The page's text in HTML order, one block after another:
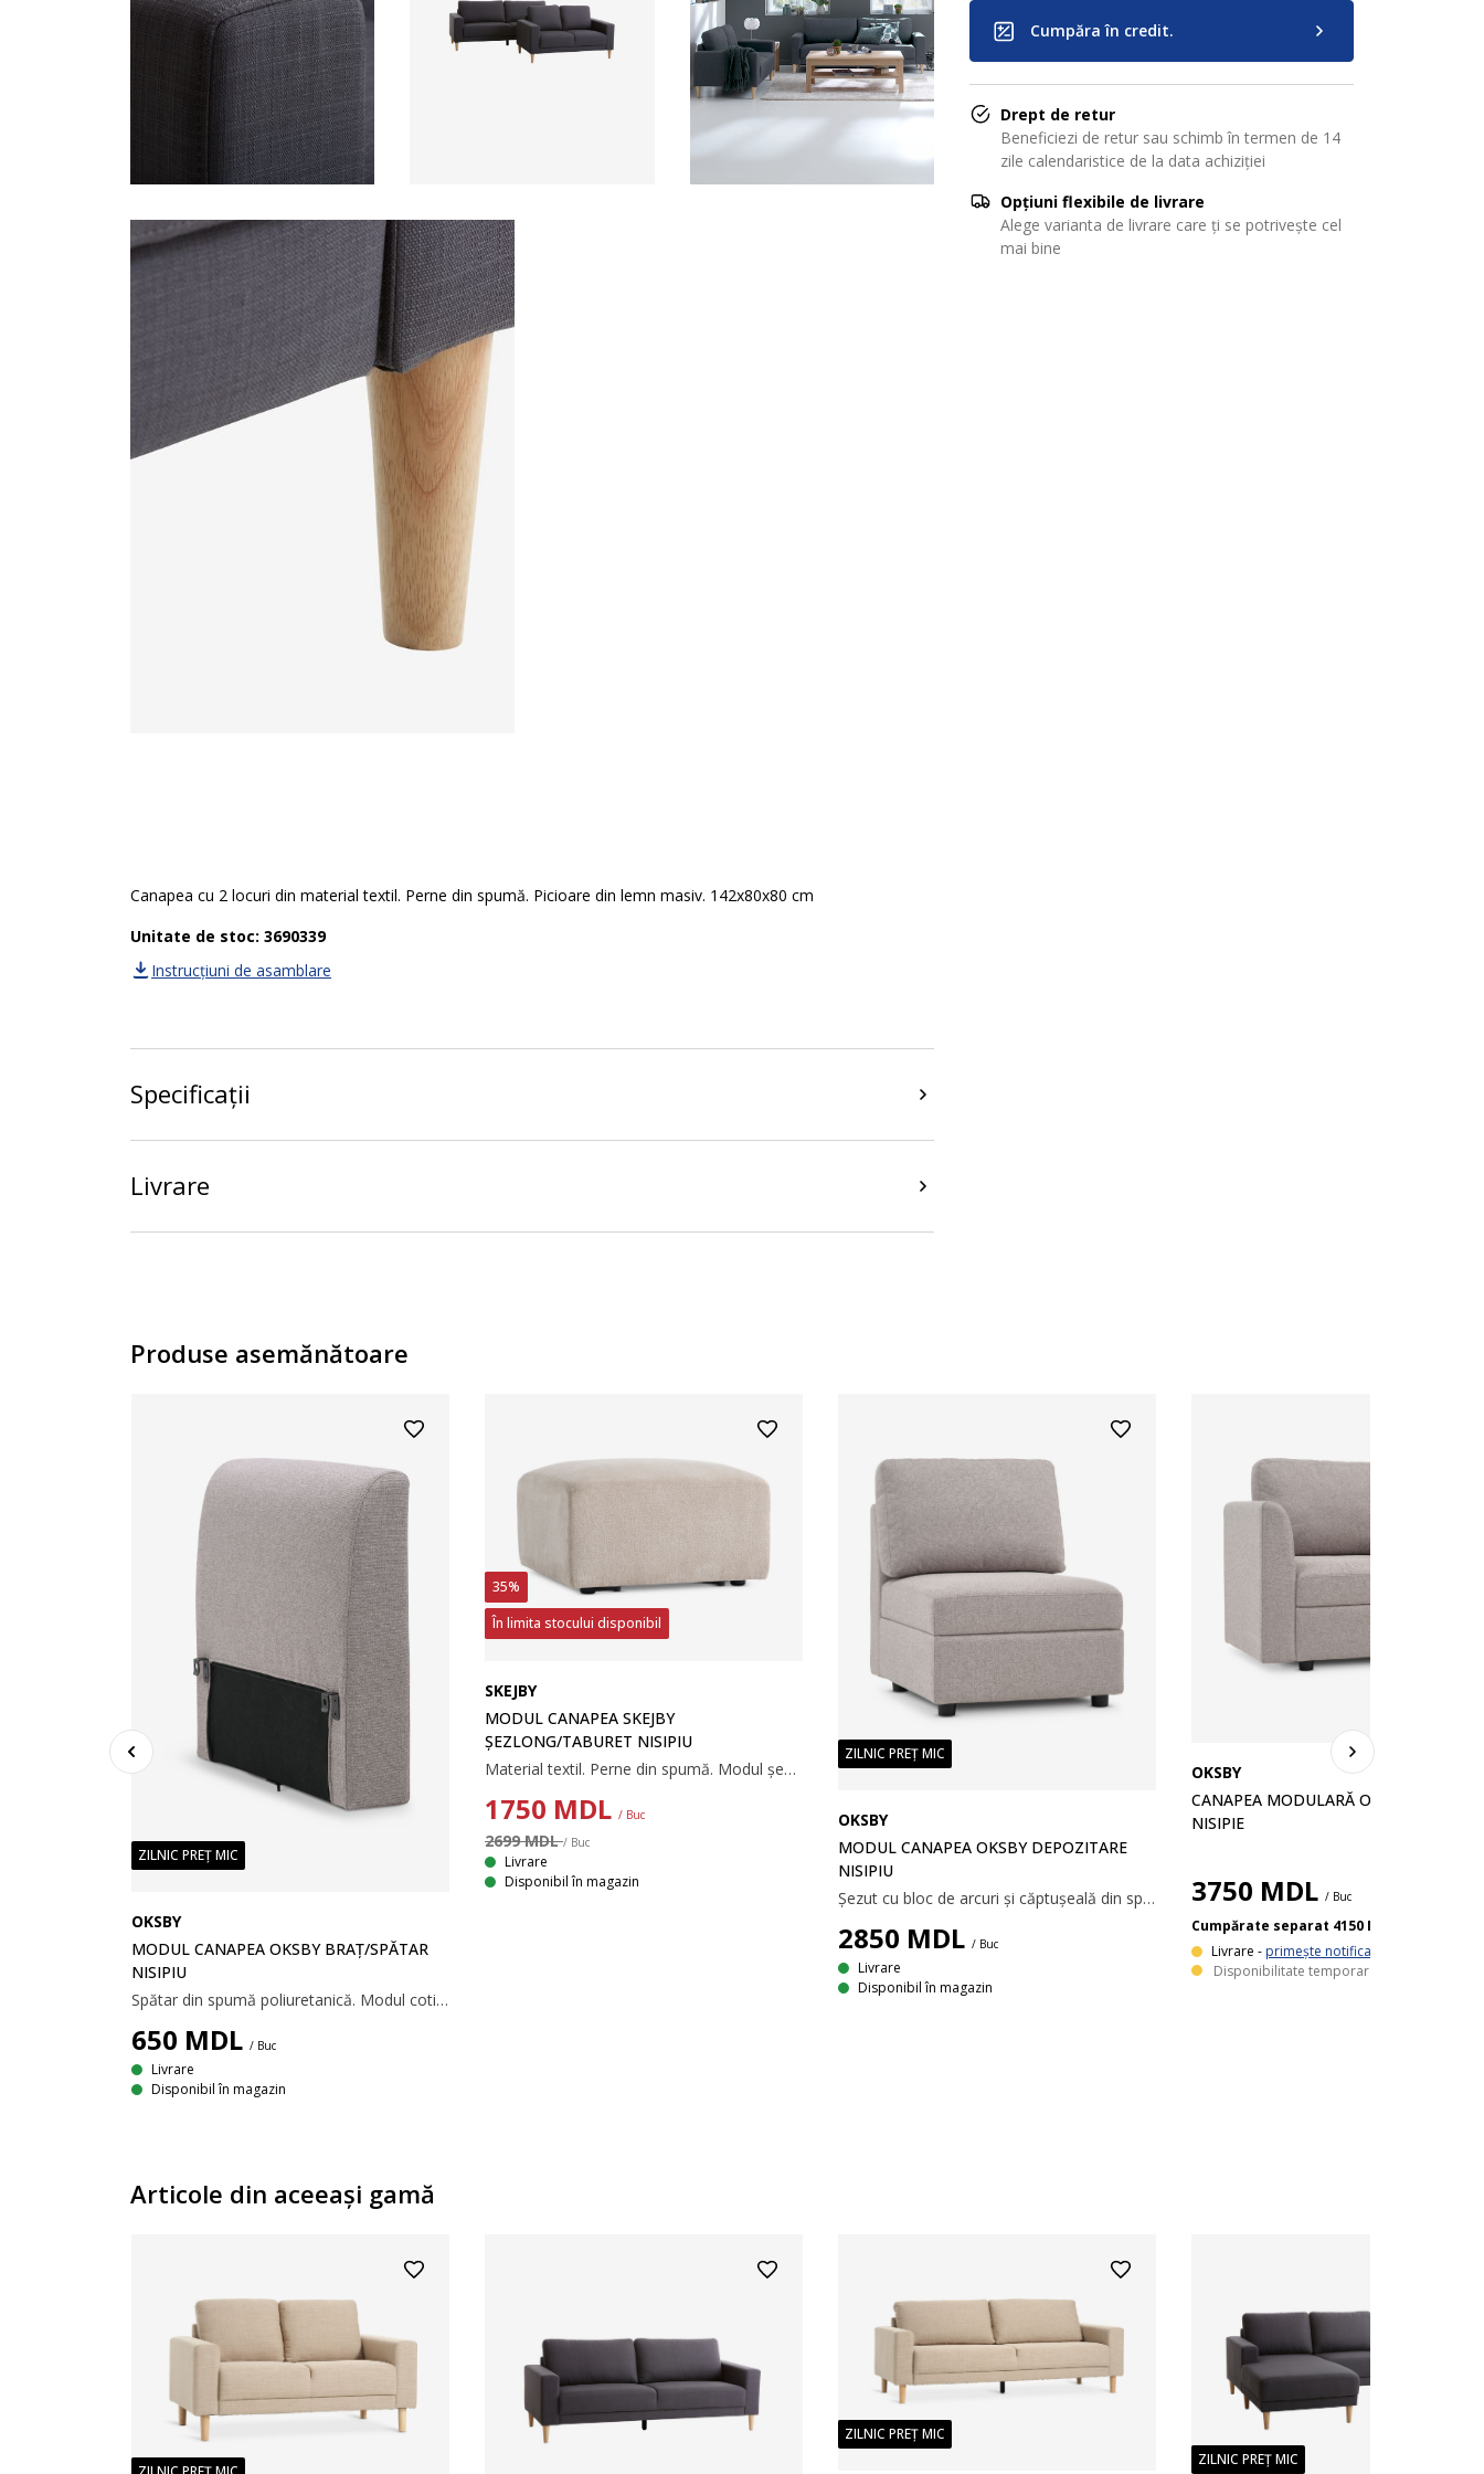
Cumpăra în credit.
Drept de retur
Beneficiezi de retur sau schimb în termen de 14
zile calendaristice de la data achiziției
Opțiuni flexibile de livrare
Alege varianta de livrare care ți se potrivește cel
mai bine
Canapea cu 2 locuri din material textil. Perne din spumă. Picioare din lemn masiv. 142x80x80 cm
Unitate de stoc: 3690339
Instrucțiuni de asamblare
Specificații
Livrare
Produse asemănătoare
ZILNIC PREȚ MIC
OKSBY
MODUL CANAPEA OKSBY BRAȚ/SPĂTAR
NISIPIU
Spătar din spumă poliuretanică. Modul cotieră/spătar pentru canapea modulară. 65x62x14 cm
650 MDL / Buc
Livrare
Disponibil în magazin
35%
În limita stocului disponibil
SKEJBY
MODUL CANAPEA SKEJBY
ȘEZLONG/TABURET NISIPIU
Material textil. Perne din spumă. Modul șezlong/taburet pentru canapea modulară. 70x40x70 cm
1750 MDL / Buc
2699 MDL/ Buc
Livrare
Disponibil în magazin
ZILNIC PREȚ MIC
OKSBY
MODUL CANAPEA OKSBY DEPOZITARE
NISIPIU
Șezut cu bloc de arcuri și căptușeală din spumă. Cu compartiment de depozitare. Modul central pentru o canapea modulară. 65x81x78 cm
2850 MDL / Buc
Livrare
Disponibil în magazin
OKSBY
CANAPEA MODULARĂ OKSBY 1 LOC
NISIPIE
3750 MDL / Buc
Cumpărate separat 4150 MDL
Livrare - primește notificare
Disponibilitate temporar epuizată.
Articole din aceeaşi gamă
ZILNIC PREȚ MIC
ZILNIC PREȚ MIC